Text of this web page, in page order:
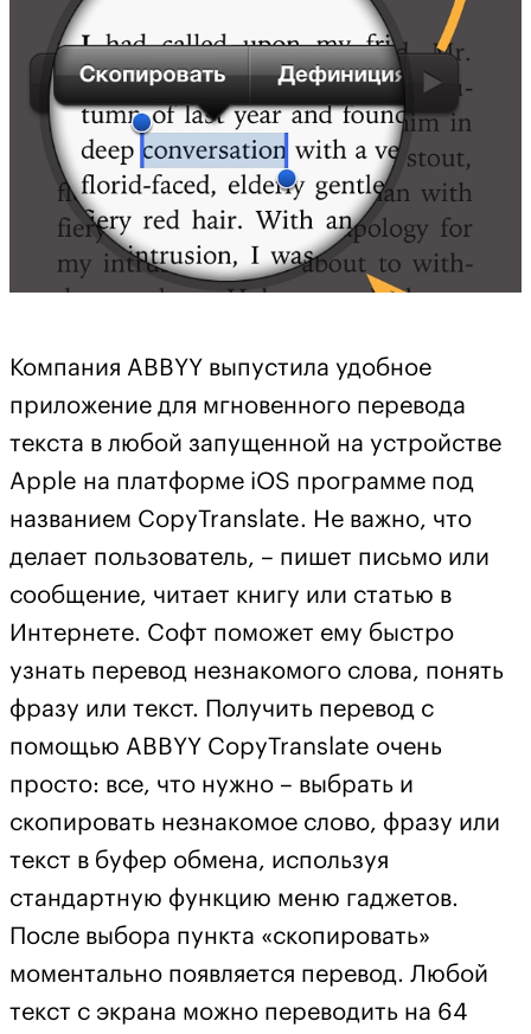
Компания ABBYY выпустила удобное
приложение для мгновенного перевода
текста в любой запущенной на устройстве
Apple на платформе iOS программе под
названием CopyTranslate. Не важно, что
делает пользователь, – пишет письмо или
сообщение, читает книгу или статью в
Интернете. Софт поможет ему быстро
узнать перевод незнакомого слова, понять
фразу или текст. Получить перевод с
помощью ABBYY CopyTranslate очень
просто: все, что нужно – выбрать и
скопировать незнакомое слово, фразу или
текст в буфер обмена, используя
стандартную функцию меню гаджетов.
После выбора пункта «скопировать»
моментально появляется перевод. Любой
текст с экрана можно переводить на 64